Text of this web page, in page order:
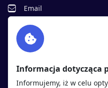
Email
Facebook
Twitter
Informacja dotycząca
Informujemy, iż w celu